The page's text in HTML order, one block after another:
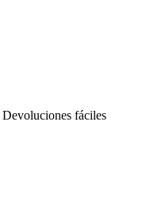
Devoluciones fáciles